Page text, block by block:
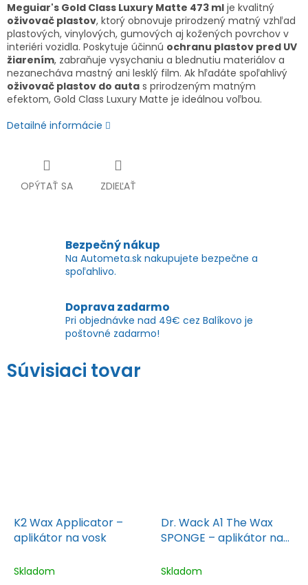
Meguiar's Gold Class Luxury Matte 473 ml je kvalitný
oživovač plastov, ktorý obnovuje prirodzený matný vzhľad
plastových, vinylových, gumových aj kožených povrchov v
interiéri vozidla. Poskytuje účinnú ochranu plastov pred UV
žiarením, zabraňuje vysychaniu a blednutiu materiálov a
nezanecháva mastný ani lesklý film. Ak hľadáte spoľahlivý
oživovač plastov do auta s prirodzeným matným
efektom, Gold Class Luxury Matte je ideálnou voľbou.
Detailné informácie
OPÝTAŤ SA ZDIEĽAŤ
Bezpečný nákup
Na Autometa.sk nakupujete bezpečne a
spoľahlivo.
Doprava zadarmo
Pri objednávke nad 49€ cez Balíkovo je
poštovné zadarmo!
Súvisiaci tovar
K2 Wax Applicator –
aplikátor na vosk
Skladom
Dr. Wack A1 The Wax
SPONGE – aplikátor na
Skladom